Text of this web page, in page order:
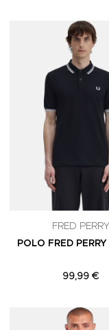
FRED PERRY
POLO FRED
99,99 €